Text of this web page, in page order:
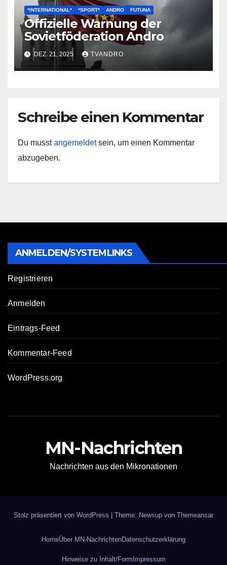
*INTERNATIONAL* *SPORT* ANDRO FUTUNA
Offizielle Warnung der
Sovietföderation Andro
DEZ. 21, 2025 TVANDRO
Schreibe einen Kommentar
Du musstangemeldetsein, um einen Kommentar
abzugeben.
ANMELDEN/SYSTEMLINKS
Registrieren
Anmelden
Eintrags-Feed
Kommentar-Feed
WordPress.org
MN-Nachrichten
Nachrichten aus den Mikronationen
Stolz präsentiert von WordPress | Theme: Newsup von Themeansar
HomeÜber MN-NachrichtenDatenschutzerklärung
Hinweise zu Inhalt/Form Impressum